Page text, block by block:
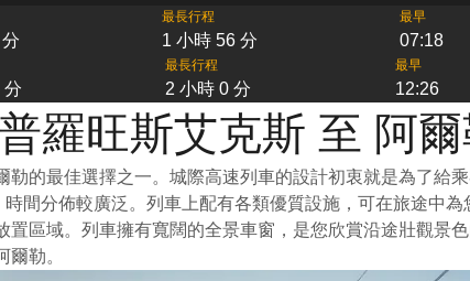
最長行程
1 小時 56 分
最早
07:18
分
最長行程
2 小時 0 分
最早
12:26
羅旺斯艾克斯 至 阿
的最佳選擇之一。城際高速列車的設計初衷就是為了給
間分佈較廣泛。列車上配有各類優質設施，可在旅途中
區域。列車擁有寬闊的全景車窗，是您欣賞沿途壯觀景
勒。